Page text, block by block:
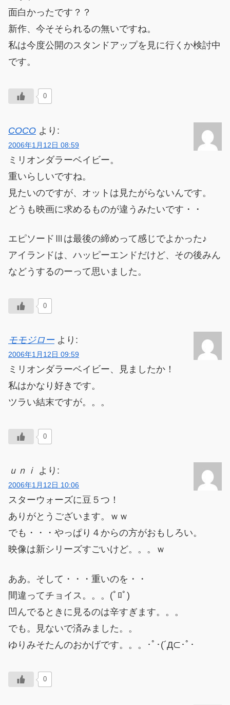
面白かったです？？
新作、今そそられるの無いですね。
私は今度公開のスタンドアップを見に行くか検討中
です。
0
COCO より:
2006年1月12日 08:59
ミリオンダラーベイビー。
重いらしいですね。
見たいのですが、オットは見たがらないんです。
どうも映画に求めるものが違うみたいです・・
エピソードⅢは最後の締めって感じでよかった♪
アイランドは、ハッピーエンドだけど、その後みん
などうするのーって思いました。
0
モモジロー より:
2006年1月12日 09:59
ミリオンダラーベイビー、見ましたか！
私はかなり好きです。
ツラい結末ですが。。。
0
ｕｎｉ より:
2006年1月12日 10:06
スターウォーズに豆５つ！
ありがとうございます。ｗｗ
でも・・・やっぱり４からの方がおもしろい。
映像は新シリーズすごいけど。。。ｗ
ああ。そして・・・重いのを・・
間違ってチョイス。。。(ﾟﾛﾟ)
凹んでるときに見るのは辛すぎます。。。
でも。見ないで済みました。。
ゆりみそたんのおかげです。。。･ﾟ･(´Д⊂･ﾟ･
0